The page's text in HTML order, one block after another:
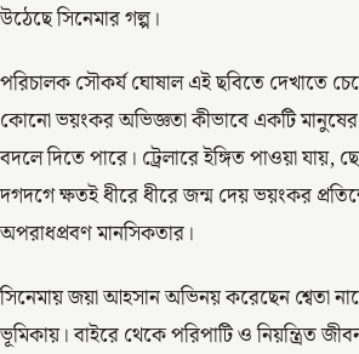
উঠেছে সিনেমার গল্প।
পরিচালক সৌকর্য ঘোষাল এই ছবিতে দেখাতে
কোনো ভয়ংকর অভিজ্ঞতা কীভাবে একটি
বদলে দিতে পারে। ট্রেলারে ইঙ্গিত পাওয়া যায়,
দগদগে ক্ষতই ধীরে ধীরে জন্ম দেয় ভয়ংকর
অপরাধপ্রবণ মানসিকতার।
সিনেমায় জয়া আহসান অভিনয় করেছেন শ্বেতা
ভূমিকায়। বাইরে থেকে পরিপাটি ও নিয়ন্ত্রিত